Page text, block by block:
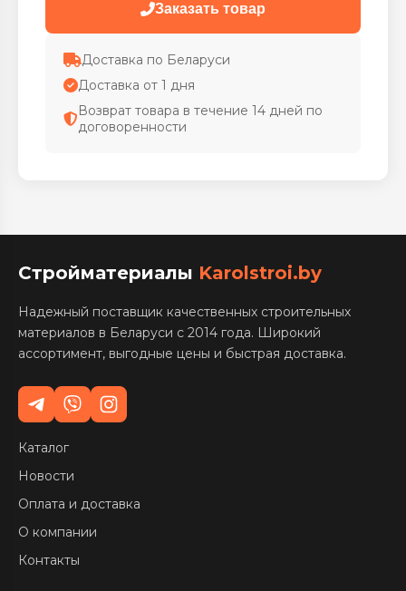
Заказать товар
Доставка по Беларуси
Доставка от 1 дня
Возврат товара в течение 14 дней по
договоренности
Стройматериалы Karolstroi.by
Надежный поставщик качественных строительных
материалов в Беларуси с 2014 года. Широкий
ассортимент, выгодные цены и быстрая доставка.
Каталог
Новости
Оплата и доставка
О компании
Контакты